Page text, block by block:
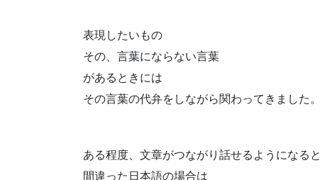
表現したいもの
その、言葉にならない言葉
があるときには
その言葉の代弁をしながら関わってきました。
ある程度、文章がつながり話せるようになると
間違った日本語の場合は